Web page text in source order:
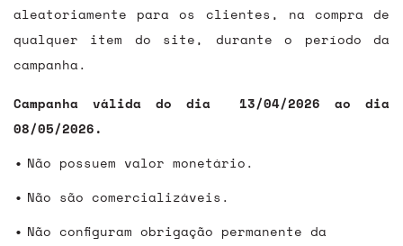
aleatoriamente para os clientes, na compra de
qualquer item do site, durante o período da
campanha.
Campanha válida do dia 13/04/2026 ao dia
08/05/2026.
Não possuem valor monetário.
Não são comercializáveis.
Não configuram obrigação permanente da